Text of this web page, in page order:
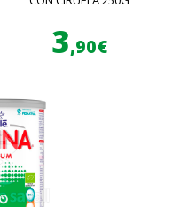
3,90€